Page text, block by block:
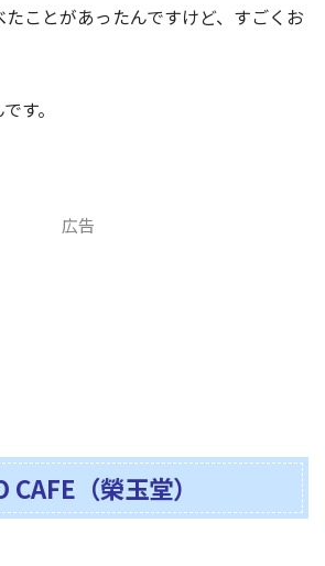
ことがあったんですけど、すごくお
す。
広告
CAFE（榮玉堂）